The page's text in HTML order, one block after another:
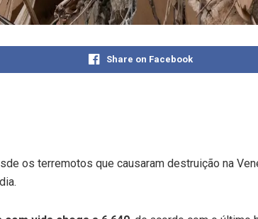
Share on Facebook
os terremotos que causaram destruição na